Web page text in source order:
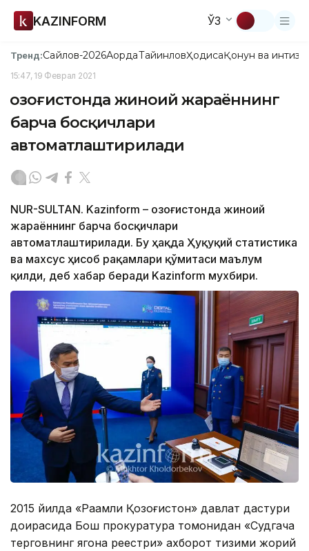
KAZINFORM ЎЗ
Тренд:Сайлов-2026АқордаТайинловҲодисаҚонун ва
15:47, 19 Феврал 2021
Қозоғистонда жиноий жараённинг
барча босқичлари
автоматлаштирилади
NUR-SULTAN. Kazinform – Қозоғистонда жиноий
жараённинг барча босқичлари
автоматлаштирилади. Бу ҳақда Ҳуқуқий статистика
ва махсус ҳисоб рақамлари қўмитаси маълум
қилди, деб хабар беради Kazinform мухбири.
2015 йилда «Рақамли Қозоғистон» давлат дастури
доирасида Бош прокуратура томонидан «Судгача
терговнинг ягона реестри» ахборот тизими жорий